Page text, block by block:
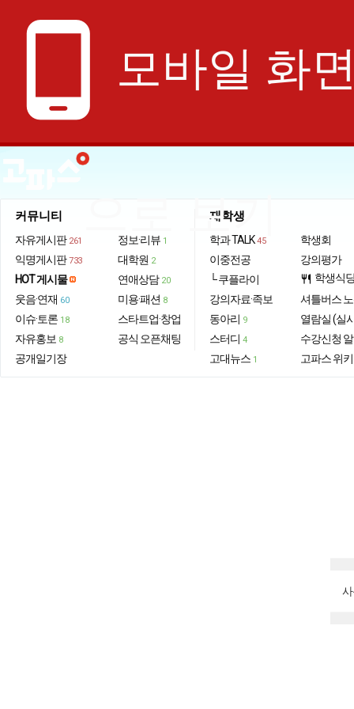
phone_android 모바일 화
으로 보기
커뮤니티
자유게시판 261
익명게시판 733
HOT 게시물
웃음·연재 60
이슈·토론 18
자유홍보 8
공개일기장
정보·리뷰 1
대학원 2
연애상담 20
미용·패션 8
스타트업·창업
공식 오픈채팅
재학생
학과 TALK 45
이중전공
└ 쿠플라이
강의자료·족보
동아리 9
스터디 4
고대뉴스 1
학생회
강의평가
restaurant 학생식
셔틀버스
열람실 (실
수강신청
고파스 위키